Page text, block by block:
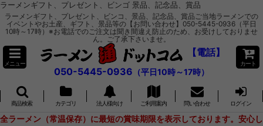
ラーメンギフト、プレゼント、ビンゴ 景品、記念品、賞品
ラーメンギフト、プレゼント、ビンコ、景品、記念品、賞品ご当地ラーメンでの
イベントやお土産、ギフト、景品等の【お問い合わせ】050-5445-0936（平日
10時～17時）※お電話でのご注文は聞き間違え防止のため、お受けしておりませ
ん。ご了承下さいませ。
メニュー
【電話】
050-5445-0936 （平日10時～17時）
カート
商品検索 カテゴリ 法人様向け ご利用案内 問い合わせ ログイン
全ラーメン（常温保存）に最短の賞味期限を表示しております。安心し